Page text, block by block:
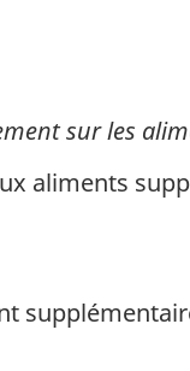
sur les
aliments